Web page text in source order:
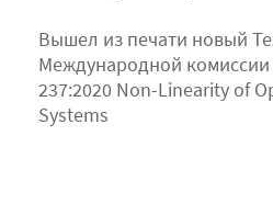
Вышел из печати новый
Международной
237:2020 Non-Linearity of
Systems